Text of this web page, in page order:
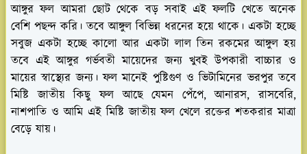
আঙ্গুর ফল আমরা ছোট থেকে বড় সবাই এই ফলটি খেতে অনেক
বেশি পছন্দ করি। তবে আঙ্গুল বিভিন্ন ধরনের হয়ে থাকে। একটা হচ্ছে
সবুজ একটা হচ্ছে কালো আর একটা লাল তিন রকমের আঙ্গুল হয়
তবে এই আঙ্গুর গর্ভবতী মায়েদের জন্য খুবই উপকারী বাচ্চার ও
মায়ের স্বাস্থ্যের জন্য। ফল মানেই পুষ্টিগুণ ও ভিটামিনের ভরপুর তবে
মিষ্টি জাতীয় কিছু ফল আছে যেমন পেঁপে, আনারস, রাসবেরি,
নাশপাতি ও আমি এই মিষ্টি জাতীয় ফল খেলে রক্তের শতকরার মাত্রা
বেড়ে যায়।